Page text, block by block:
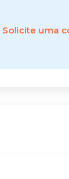
Solicite uma